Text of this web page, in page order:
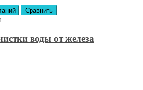
Сравнить
воды от железа